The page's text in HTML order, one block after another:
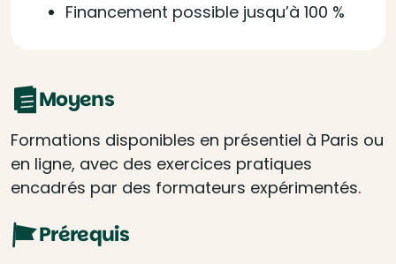
Financement possible jusqu’à 100 %
Moyens
Formations disponibles en présentiel à Paris ou
en ligne, avec des exercices pratiques
encadrés par des formateurs expérimentés.
Prérequis